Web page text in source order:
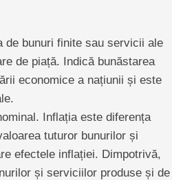
de bunuri finite sau servicii ale
de piață. Indică bunăstarea
economice a națiunii și este
Inflația este diferența
tuturor bunurilor și
efectele inflației. Dimpotrivă,
și serviciilor produse și de